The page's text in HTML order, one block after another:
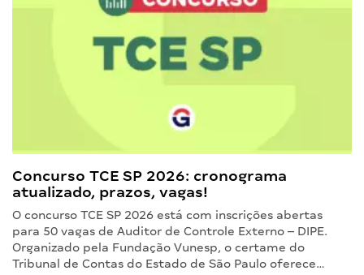
Concurso TCE SP 2026: cronograma
atualizado, prazos, vagas!
O concurso TCE SP 2026 está com inscrições abertas
para 50 vagas de Auditor de Controle Externo – DIPE.
Organizado pela Fundação Vunesp, o certame do
Tribunal de Contas do Estado de São Paulo oferece…